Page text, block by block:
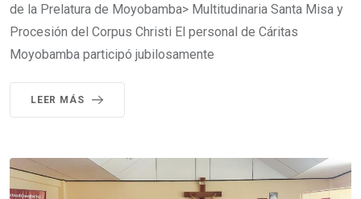
de la Prelatura de Moyobamba> Multitudinaria Santa Misa y
Procesión del Corpus Christi El personal de Cáritas
Moyobamba participó jubilosamente
LEER MÁS